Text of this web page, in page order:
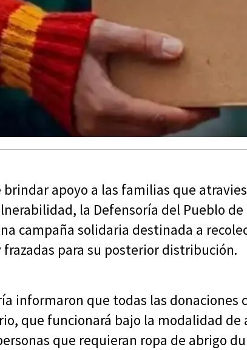
brindar apoyo a las familias que
la Defensoría del Pueblo
campaña solidaria destinada a
frazadas para su posterior distribución.
informaron que todas las donaciones
que funcionará bajo la modalidad de
que requieran ropa de abrigo